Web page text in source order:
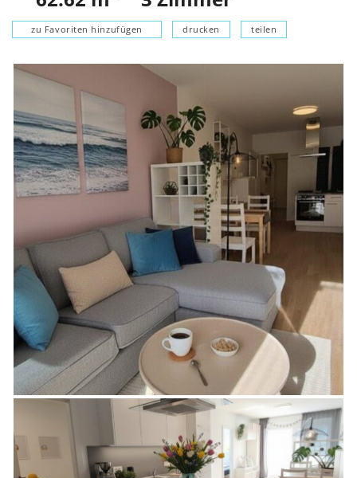
zu Favoriten hinzufügen drucken teilen